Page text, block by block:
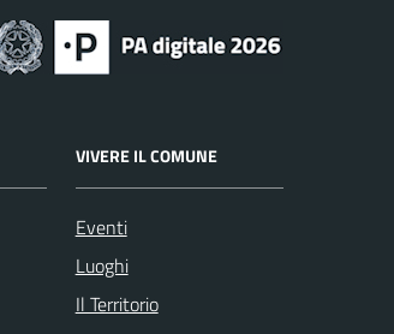
VIVERE IL COMUNE
Eventi
Luoghi
Il Territorio